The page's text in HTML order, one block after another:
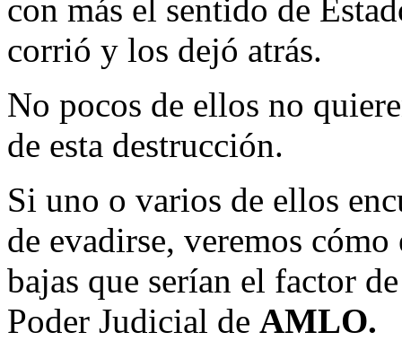
con más el sentido de
corrió y los dejó atrás.
No pocos de ellos no
de esta destrucción.
Si uno o varios de ellos
de evadirse, veremos
bajas que serían el factor
Poder Judicial de AMLO.